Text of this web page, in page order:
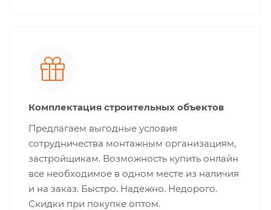
Комплектация строительных объектов
Предлагаем выгодные условия
сотрудничества монтажным организациям,
застройщикам. Возможность купить онлайн
все необходимое в одном месте из наличия
и на заказ. Быстро. Надежно. Недорого.
Скидки при покупке оптом.